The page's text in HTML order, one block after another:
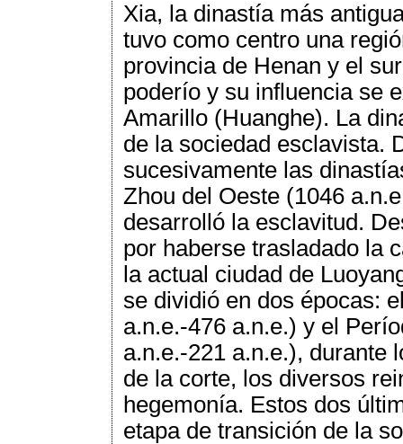
Xia, la dinastía más
tuvo como centro una
provincia de Henan y el
poderío y su influencia se
Amarillo (Huanghe). La
de la sociedad esclavista.
sucesivamente las
Zhou del Oeste (1046
desarrolló la esclavitud.
por haberse trasladado la
la actual ciudad de
se dividió en dos épocas:
a.n.e.-476 a.n.e.) y el
a.n.e.-221 a.n.e.), durante
de la corte, los diversos
hegemonía. Estos dos
etapa de transición de la